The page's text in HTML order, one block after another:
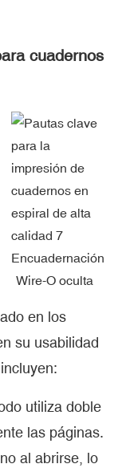
cuadernos
Encuadernación
Wire-O oculta
en los
su usabilidad
utiliza doble
las páginas.
al abrirse, lo